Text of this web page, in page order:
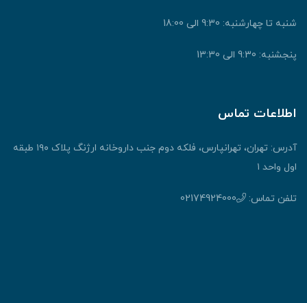
شنبه تا چهارشنبه: 9:30 الی 18:00
پنجشنبه: 9:30 الی 13:30
اطلاعات تماس
آدرس: تهران، تهرانپارس، فلکه دوم جنب داروخانه ارژنگ پلاک ۱۹۰ طبقه
اول واحد ۱
تلفن تماس: 02174924000